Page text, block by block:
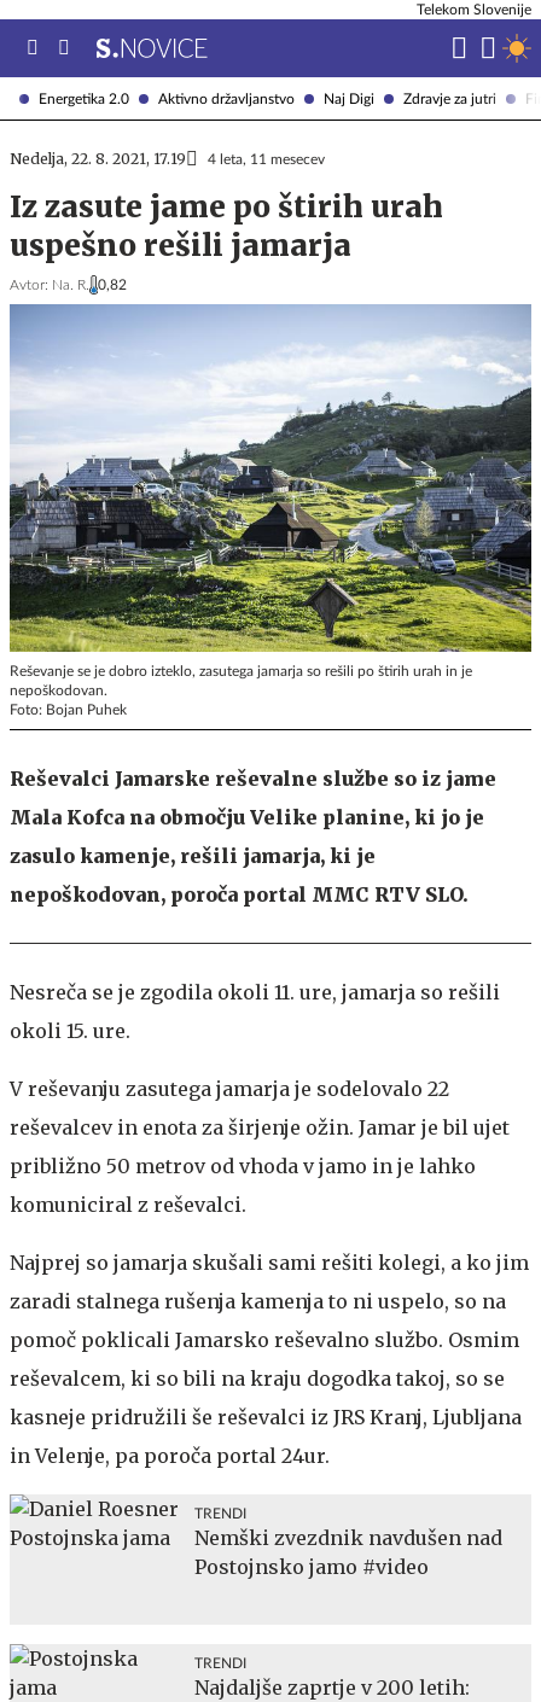
Energetika 2.0 Aktivno državljanstvo Naj Digi Zdravje za jutri
Telekom Slovenije
Nedelja, 22. 8. 2021, 17.19 4 leta, 11 mesecev
Iz zasute jame po štirih urah
uspešno rešili jamarja
Avtor: Na. R. 0,82
Reševanje se je dobro izteklo, zasutega jamarja so rešili po štirih urah in je
nepoškodovan.
Foto: Bojan Puhek
Reševalci Jamarske reševalne službe so iz jame
Mala Kofca na območju Velike planine, ki jo je
zasulo kamenje, rešili jamarja, ki je
nepoškodovan, poroča portal MMC RTV SLO.
Nesreča se je zgodila okoli 11. ure, jamarja so rešili
okoli 15. ure.
V reševanju zasutega jamarja je sodelovalo 22
reševalcev in enota za širjenje ožin. Jamar je bil ujet
približno 50 metrov od vhoda v jamo in je lahko
komuniciral z reševalci.
Najprej so jamarja skušali sami rešiti kolegi, a ko jim
zaradi stalnega rušenja kamenja to ni uspelo, so na
pomoč poklicali Jamarsko reševalno službo. Osmim
reševalcem, ki so bili na kraju dogodka takoj, so se
kasneje pridružili še reševalci iz JRS Kranj, Ljubljana
in Velenje, pa poroča portal 24ur.
TRENDI
Nemški zvezdnik navdušen nad
Postojnsko jamo #video
TRENDI
Najdaljše zaprtje v 200 letih: